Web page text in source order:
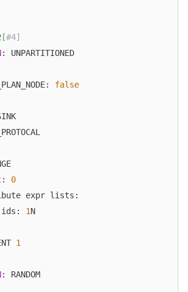
[#4]
:
false
: 0
1
1
: